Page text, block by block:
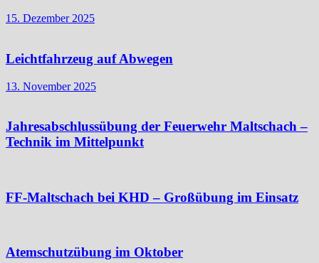
15. Dezember 2025
Leichtfahrzeug auf Abwegen
13. November 2025
Jahresabschlussübung der Feuerwehr Maltschach –
Technik im Mittelpunkt
FF-Maltschach bei KHD – Großübung im Einsatz
Atemschutzübung im Oktober